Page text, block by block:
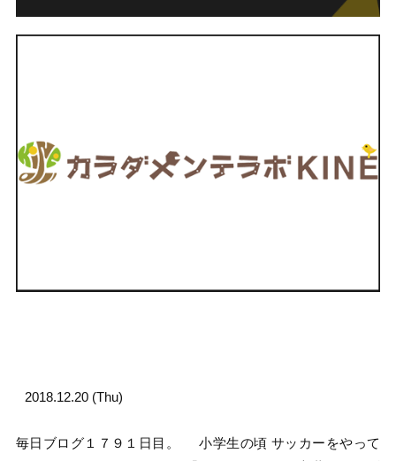
2018.12.20 (Thu)
毎日ブログ１７９１日目。 小学生の頃 サッカーをやって